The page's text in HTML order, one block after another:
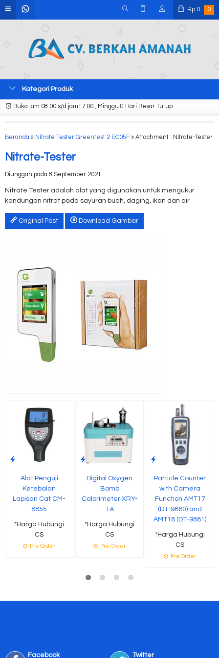
Rp 0 0
Kategori Produk
Buka jam 08.00 s/d jam17.00 , Minggu & Hari Besar Tutup
Beranda » Nitrate Tester Greentest 2 EC05F » Attachment : Nitrate-Tester
Nitrate-Tester
Diunggah pada 8 September 2021
Nitrate Tester adalah alat yang digunakan untuk mengukur
kandungan nitrat pada sayuran buah, daging, ikan dan air
Original Post Download Gambar
Alat Penguji
Ketebalan
Lapisan Cat CM-
8855
*Harga Hubungi
CS
Pre Order
Digital Oxygen
Bomb
Calorimeter XRY-
1A
*Harga Hubungi
CS
Pre Order
Particle Counter
with Camera
Function AMT17
(DT-9880) and
AMT18 (DT-9881)
*Harga Hubungi
CS
Pre Order
Facebook Twitter